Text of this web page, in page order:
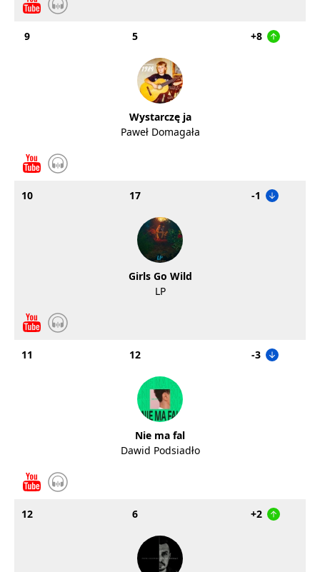
9 5 +8
Wystarczę ja
Paweł Domagała
10 17 -1
Girls Go Wild
LP
11 12 -3
Nie ma fal
Dawid Podsiadło
12 6 +2